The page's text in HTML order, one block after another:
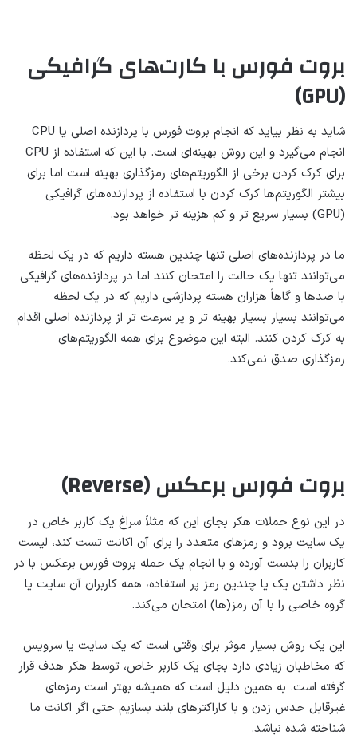
بروت فورس با کارت‌های گرافیکی
(GPU)
شاید به نظر بیاید که انجام بروت فورس با پردازنده اصلی یا CPU
انجام می‌گیرد و این روش بهینه‌ای است. با این که استفاده از CPU
برای کرک کردن برخی از الگوریتم‌های رمزگذاری بهینه است اما برای
بیشتر الگوریتم‌ها کرک کردن با استفاده از پردازنده‌های گرافیکی
(GPU) بسیار سریع تر و کم هزینه تر خواهد بود.
ما در پردازنده‌های اصلی تنها چندین هسته داریم که در یک لحظه
می‌توانند تنها یک حالت را امتحان کنند اما در پردازنده‌های گرافیکی
با صدها و گاهاً هزاران هسته پردازشی داریم که در یک لحظه
می‌توانند بسیار بسیار بهینه تر و پر سرعت تر از پردازنده اصلی اقدام
به کرک کردن کنند. البته این موضوع برای همه الگوریتم‌های
رمزگذاری صدق نمی‌کند.
بروت فورس برعکس (Reverse)
در این نوع حملات هکر بجای این که مثلاً سراغ یک کاربر خاص در
یک سایت برود و رمزهای متعدد را برای آن اکانت تست کند، لیست
کاربران را بدست آورده و با انجام یک حمله بروت فورس برعکس با در
نظر داشتن یک یا چندین رمز پر استفاده، همه کاربران آن سایت یا
گروه خاصی را با آن رمز(ها) امتحان می‌کند.
این یک روش بسیار موثر برای وقتی است که یک سایت یا سرویس
که مخاطبان زیادی دارد بجای یک کاربر خاص، توسط هکر هدف قرار
گرفته است. به همین دلیل است که همیشه بهتر است رمزهای
غیرقابل حدس زدن و با کاراکترهای بلند بسازیم حتی اگر اکانت ما
شناخته شده نباشد.